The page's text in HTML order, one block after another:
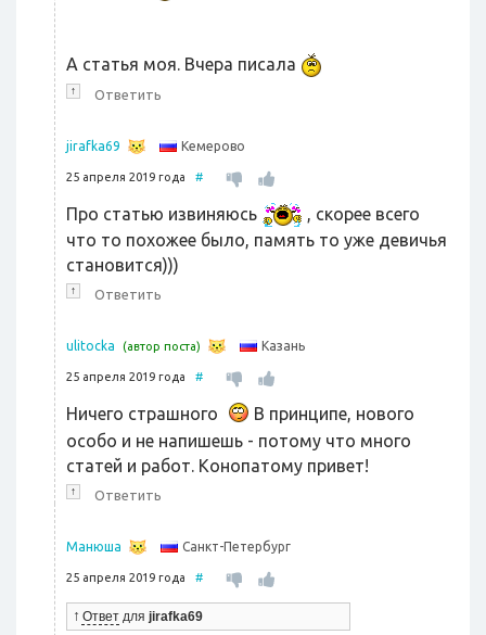
А статья моя. Вчера писала
↑ Ответить
jirafka69 Кемерово
25 апреля 2019 года #
Про статью извиняюсь
, скорее всего
что то похожее было, память то уже девичья
становится)))
↑ Ответить
ulitocka (автор поста) Казань
25 апреля 2019 года #
Ничего страшного
В принципе, нового
особо и не напишешь - потому что много
статей и работ. Конопатому привет!
↑ Ответить
Манюша Санкт-Петербург
25 апреля 2019 года #
↑ Ответ для jirafka69